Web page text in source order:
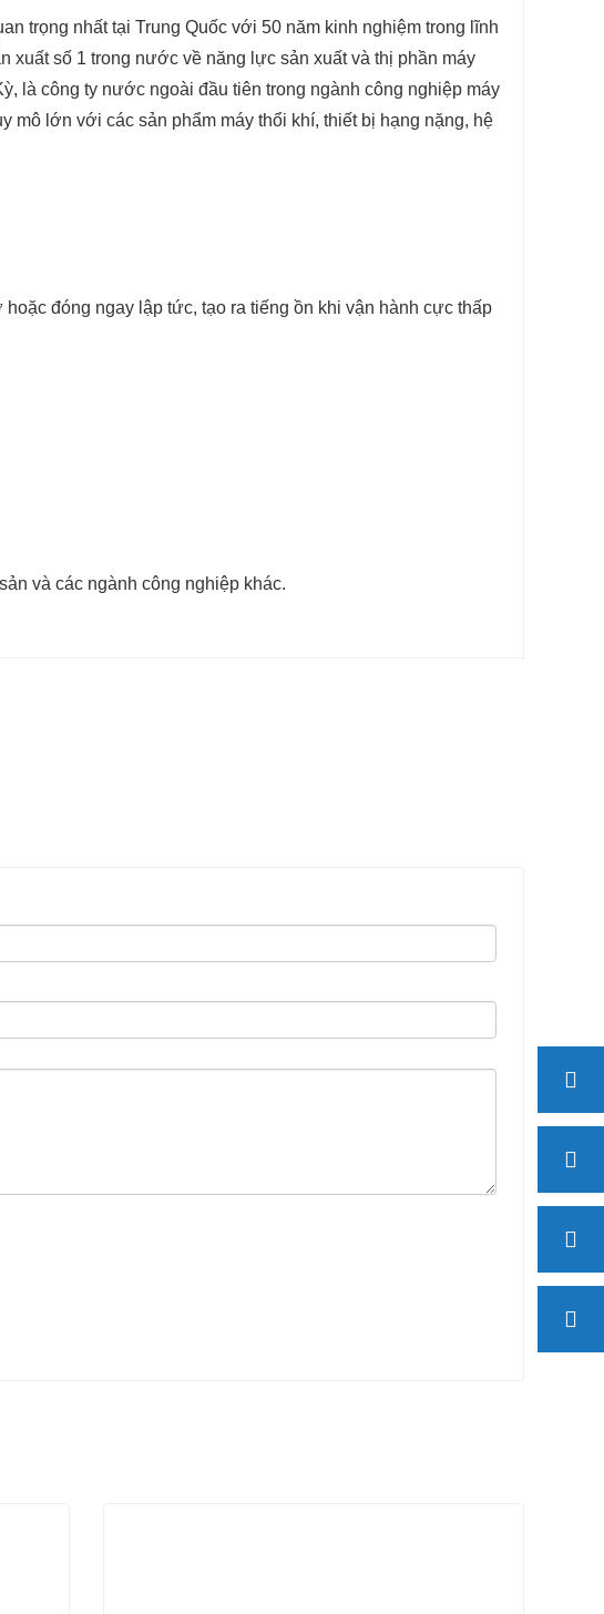
trọng nhất tại Trung Quốc với 50 năm kinh nghiệm trong lĩnh
xuất số 1 trong nước về năng lực sản xuất và thị phần máy
là công ty nước ngoài đầu tiên trong ngành công nghiệp máy
mô lớn với các sản phẩm máy thổi khí, thiết bị hạng nặng, hệ
đóng ngay lập tức, tạo ra tiếng ồn khi vận hành cực thấp
và các ngành công nghiệp khác.